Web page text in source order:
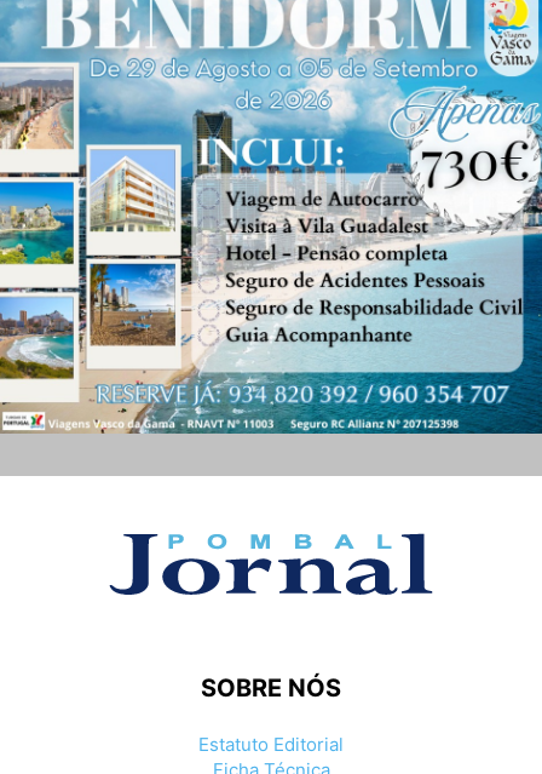
SOBRE NÓS
Estatuto Editorial
Ficha Técnica